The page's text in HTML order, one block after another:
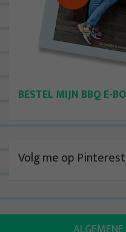
BESTEL MIJN BBQ E-
Volg me op Pinterest